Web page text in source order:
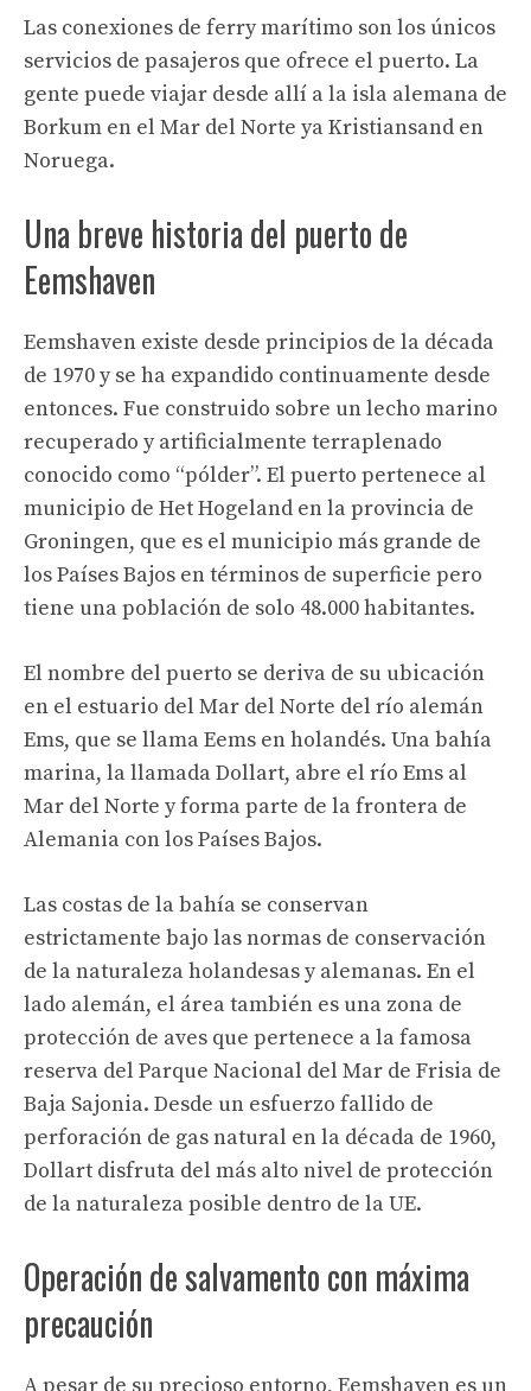
Las conexiones de ferry marítimo son los únicos
servicios de pasajeros que ofrece el puerto. La
gente puede viajar desde allí a la isla alemana de
Borkum en el Mar del Norte ya Kristiansand en
Noruega.
Una breve historia del puerto de
Eemshaven
Eemshaven existe desde principios de la década
de 1970 y se ha expandido continuamente desde
entonces. Fue construido sobre un lecho marino
recuperado y artificialmente terraplenado
conocido como “pólder”. El puerto pertenece al
municipio de Het Hogeland en la provincia de
Groningen, que es el municipio más grande de
los Países Bajos en términos de superficie pero
tiene una población de solo 48.000 habitantes.
El nombre del puerto se deriva de su ubicación
en el estuario del Mar del Norte del río alemán
Ems, que se llama Eems en holandés. Una bahía
marina, la llamada Dollart, abre el río Ems al
Mar del Norte y forma parte de la frontera de
Alemania con los Países Bajos.
Las costas de la bahía se conservan
estrictamente bajo las normas de conservación
de la naturaleza holandesas y alemanas. En el
lado alemán, el área también es una zona de
protección de aves que pertenece a la famosa
reserva del Parque Nacional del Mar de Frisia de
Baja Sajonia. Desde un esfuerzo fallido de
perforación de gas natural en la década de 1960,
Dollart disfruta del más alto nivel de protección
de la naturaleza posible dentro de la UE.
Operación de salvamento con máxima
precaución